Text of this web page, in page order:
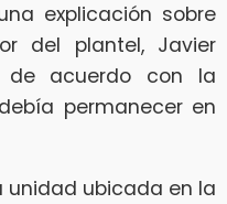
explicación sobre
del plantel, Javier
de acuerdo con la
permanecer en
unidad ubicada en la